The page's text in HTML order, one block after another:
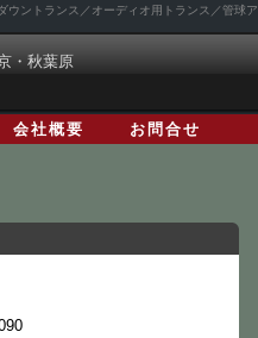
ントランス／オーディオ用トランス／管球ア
・秋葉原
会社概要 お問合せ